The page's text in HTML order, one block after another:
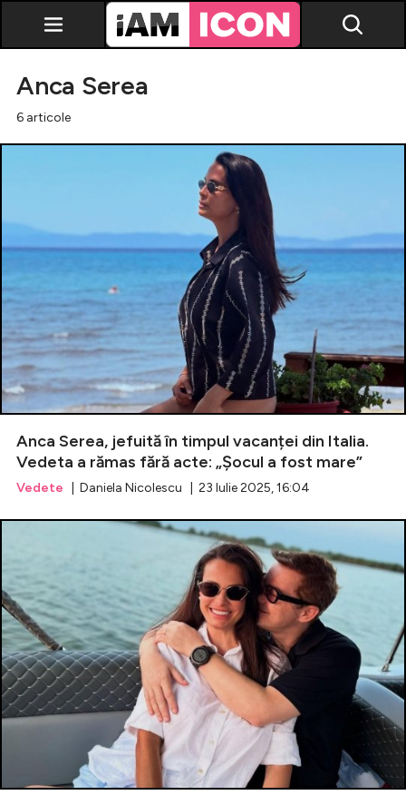
Breaking news
Emisiuni TV
Horoscop
Lifestyle
Celebrități
Breaking News
Intră în cont
Creează cont
Anca Serea
6 articole
Anca Serea, jefuită în timpul vacanței din Italia.
Vedeta a rămas fără acte: „Șocul a fost mare”
Vedete | Daniela Nicolescu | 23 Iulie 2025, 16:04